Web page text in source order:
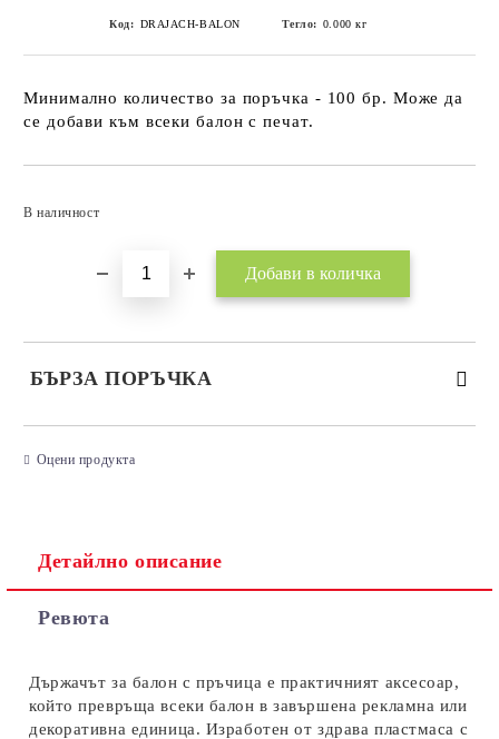
Код: DRAJACH-BALON Тегло: 0.000 кг
Минимално количество за поръчка - 100 бр. Може да
се добави към всеки балон с печат.
В наличност
БЪРЗА ПОРЪЧКА
Оцени продукта
Детайлно описание
Ревюта
Държачът за балон с пръчица е практичният аксесоар,
който превръща всеки балон в завършена рекламна или
декоративна единица. Изработен от здрава пластмаса с